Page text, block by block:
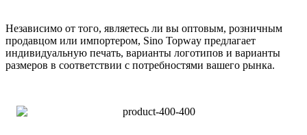
Независимо от того, являетесь ли вы оптовым, розничным
продавцом или импортером, Sino Topway предлагает
индивидуальную печать, варианты логотипов и варианты
размеров в соответствии с потребностями вашего рынка.